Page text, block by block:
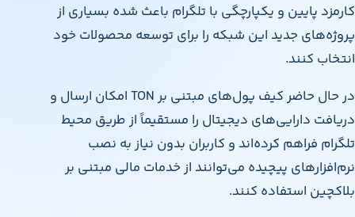
کارمزد پایین و یکپارچگی با تلگرام باعث شده بسیاری از
پروژه‌های جدید این شبکه را برای توسعه محصولات خود
انتخاب کنند.
در حال حاضر کیف پول‌های مبتنی بر TON امکان ارسال و
دریافت دارایی‌های دیجیتال را مستقیماً از طریق محیط
تلگرام فراهم کرده‌اند و کاربران بدون نیاز به نصب
نرم‌افزارهای پیچیده می‌توانند از خدمات مالی مبتنی بر
بلاکچین استفاده کنند.